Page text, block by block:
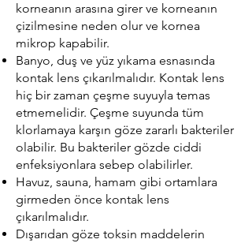
korneanın arasına girer ve korneanın
çizilmesine neden olur ve kornea
mikrop kapabilir.
Banyo, duş ve yüz yıkama esnasında
kontak lens çıkarılmalıdır. Kontak lens
hiç bir zaman çeşme suyuyla temas
etmemelidir. Çeşme suyunda tüm
klorlamaya karşın göze zararlı bakteriler
olabilir. Bu bakteriler gözde ciddi
enfeksiyonlara sebep olabilirler.
Havuz, sauna, hamam gibi ortamlara
girmeden önce kontak lens
çıkarılmalıdır.
Dışarıdan göze toksin maddelerin